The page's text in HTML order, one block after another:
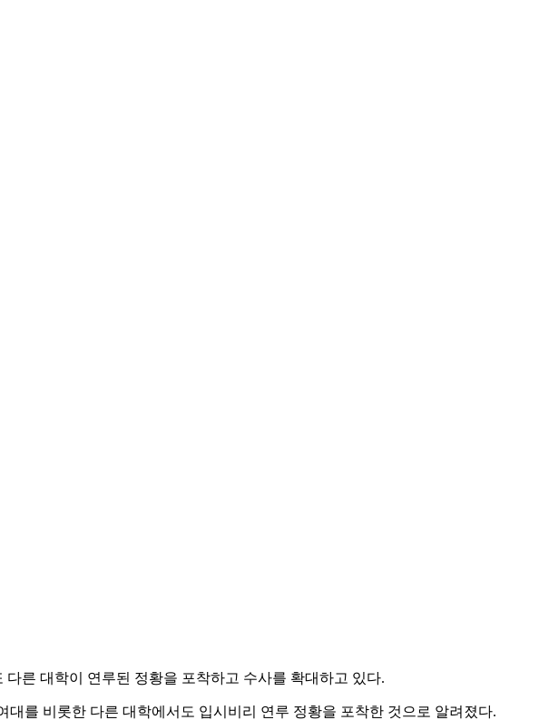
른 대학이 연루된 정황을 포착하고 수사를 확대하고 있다.
를 비롯한 다른 대학에서도 입시비리 연루 정황을 포착한 것으로 알려졌다.